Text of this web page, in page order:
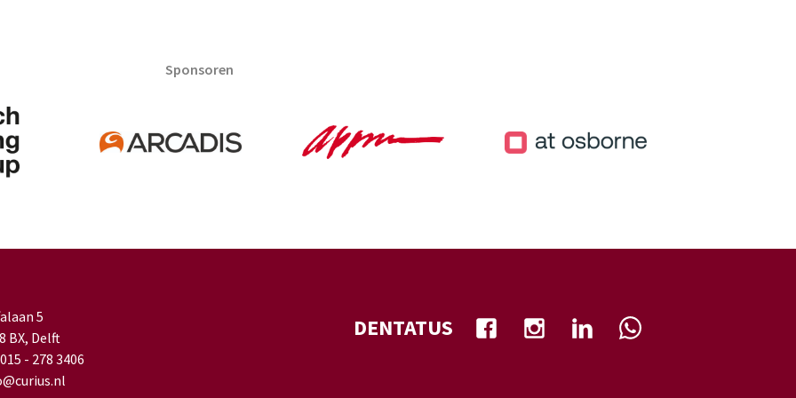
Sponsoren
5
BX, Delft
- 278 3406
DENTATUS